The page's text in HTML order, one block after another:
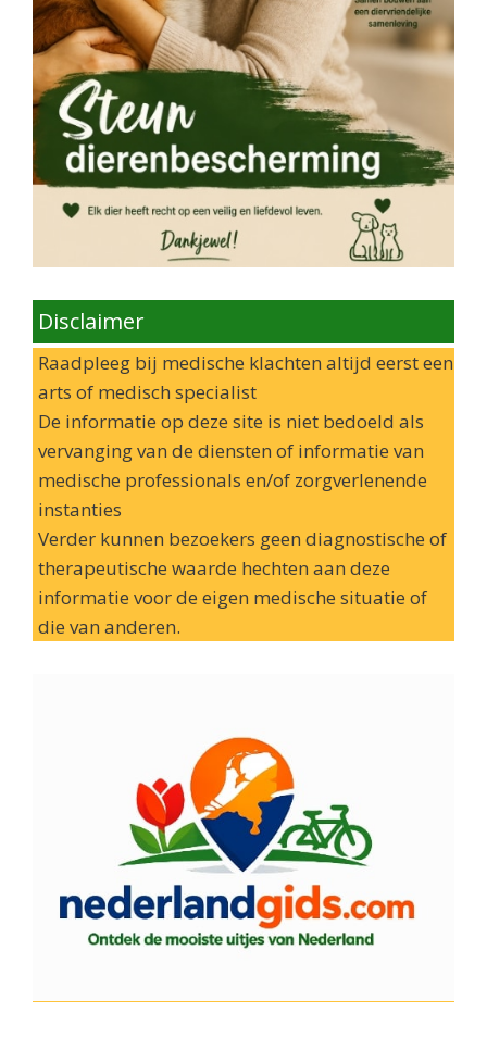
Disclaimer
Raadpleeg bij medische klachten altijd eerst een
arts of medisch specialist
De informatie op deze site is niet bedoeld als
vervanging van de diensten of informatie van
medische professionals en/of zorgverlenende
instanties
Verder kunnen bezoekers geen diagnostische of
therapeutische waarde hechten aan deze
informatie voor de eigen medische situatie of
die van anderen.